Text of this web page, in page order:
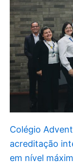
Colégio
acreditação
em nível